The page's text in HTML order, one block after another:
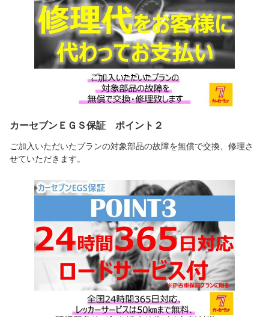
カーセブンＥＧＳ保証 ポイント２
ご加入いただいたプランの対象部品の故障を無償で交換、修理さ
せていただきます。